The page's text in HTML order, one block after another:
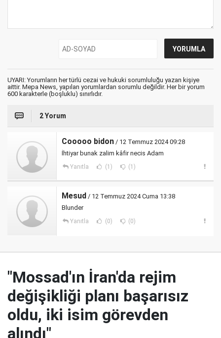
UYARI: Yorumların her türlü cezai ve hukuki sorumluluğu yazan kişiye
aittir. Mepa News, yapılan yorumlardan sorumlu değildir. Her bir yorum
600 karakterle (boşluklu) sınırlıdır.
2 Yorum
Cooooo bidon / 12 Temmuz 2024 09:28
İhtiyar bunak zalim kâfir necis Adam
Yanıtla (1) (1)
Mesud / 12 Temmuz 2024 Cuma 13:38
Blunder
Yanıtla (0) (0)
"Mossad'ın İran'da rejim
değişikliği planı başarısız
oldu, iki isim görevden
alındı"